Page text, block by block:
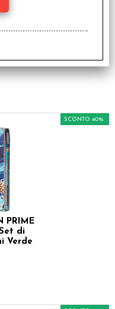
PRIME
PRIME
di
Verde
SCONTO 40%